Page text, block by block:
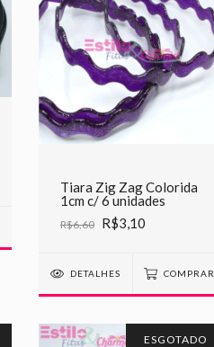
Tiara Zig Zag Colorida
1cm c/ 6 unidades
R$6,60 R$3,10
DETALHES COMPRAR
ESGOTADO